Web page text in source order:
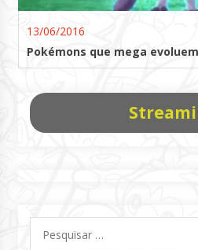
13/06/2016
Pokémons que mega
por: